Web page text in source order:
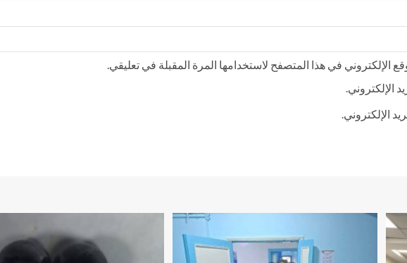
الإلكتروني في هذا المتصفح لاستخدامها المرة المقبلة في تعليقي.
الإلكتروني.
الإلكتروني.